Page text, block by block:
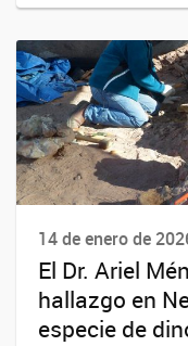
14 de enero de
El Dr. Ariel
hallazgo en
especie de